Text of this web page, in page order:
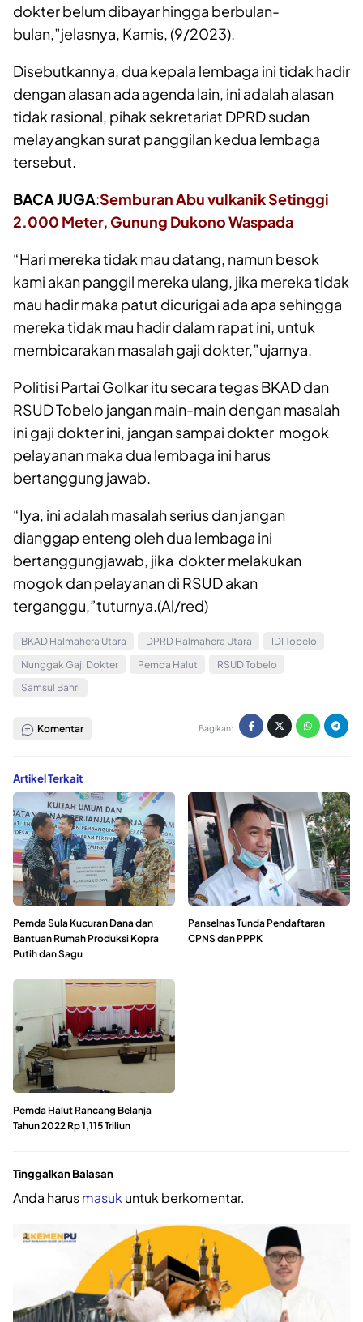
dokter belum dibayar hingga berbulan-
bulan,”jelasnya, Kamis, (9/2023).
Disebutkannya, dua kepala lembaga ini tidak hadir
dengan alasan ada agenda lain, ini adalah alasan
tidak rasional, pihak sekretariat DPRD sudan
melayangkan surat panggilan kedua lembaga
tersebut.
BACA JUGA:Semburan Abu vulkanik Setinggi
2.000 Meter, Gunung Dukono Waspada
“Hari mereka tidak mau datang, namun besok
kami akan panggil mereka ulang, jika mereka tidak
mau hadir maka patut dicurigai ada apa sehingga
mereka tidak mau hadir dalam rapat ini, untuk
membicarakan masalah gaji dokter,”ujarnya.
Politisi Partai Golkar itu secara tegas BKAD dan
RSUD Tobelo jangan main-main dengan masalah
ini gaji dokter ini, jangan sampai dokter mogok
pelayanan maka dua lembaga ini harus
bertanggung jawab.
“Iya, ini adalah masalah serius dan jangan
dianggap enteng oleh dua lembaga ini
bertanggungjawab, jika dokter melakukan
mogok dan pelayanan di RSUD akan
terganggu,”tuturnya.(Al/red)
BKAD Halmahera Utara DPRD Halmahera Utara
IDI Tobelo
Nunggak Gaji Dokter
Pemda Halut
RSUD Tobelo
Samsul Bahri
Komentar Bagikan:
Artikel Terkait
Pemda Sula Kucuran Dana dan
Bantuan Rumah Produksi Kopra
Putih dan Sagu
Panselnas Tunda Pendaftaran
CPNS dan PPPK
Pemda Halut Rancang Belanja
Tahun 2022 Rp 1,115 Triliun
Tinggalkan Balasan
Anda harusmasuk untuk berkomentar.